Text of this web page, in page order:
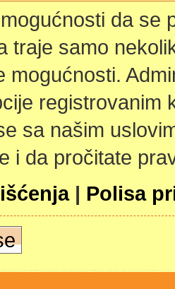
da se
traje samo
mogućnosti.
registrovanim
sa našim
i da pročitate
| Polisa